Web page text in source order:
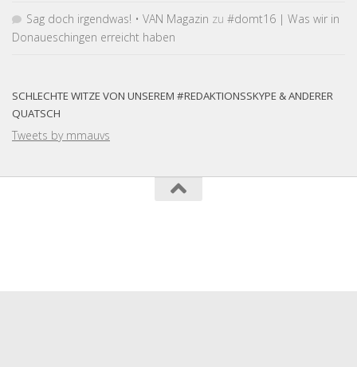
Sag doch irgendwas! • VAN Magazin zu #domt16 | Was wir in
Donaueschingen erreicht haben
SCHLECHTE WITZE VON UNSEREM #REDAKTIONSSKYPE & ANDERER
QUATSCH
Tweets by mmauvs